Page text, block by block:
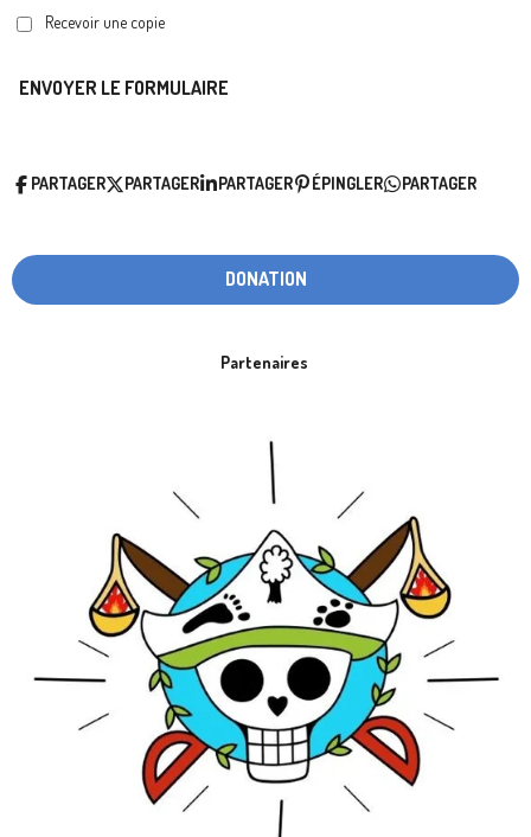
Recevoir une copie
ENVOYER LE FORMULAIRE
PARTAGER PARTAGER PARTAGER ÉPINGLER PARTAGER
DONATION
Partenaires